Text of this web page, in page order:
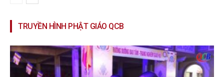
TRUYỀN HÌNH PHẬT GIÁO QCB